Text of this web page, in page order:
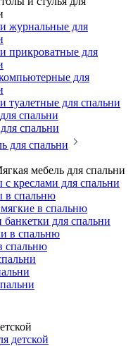
журнальные для
прикроватные для
для
туалетные для спальни
спальни
спальни
для спальни
мебель для спальни
креслами для спальни
в спальню
в спальню
для спальни
в спальню
спальню
детской